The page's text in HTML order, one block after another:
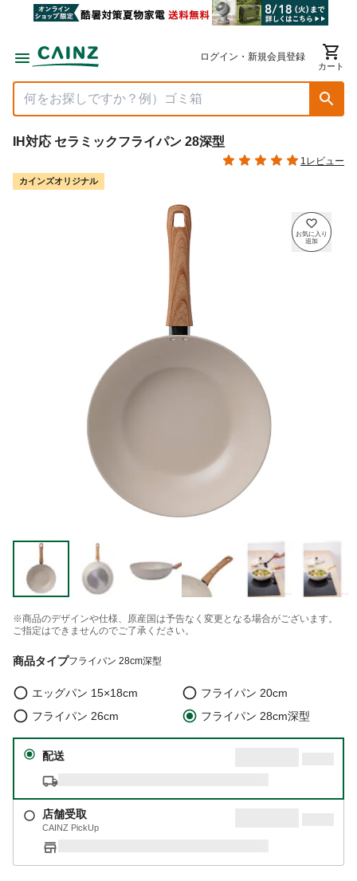
ログイン・新規会員登録
カート
IH対応 セラミックフライパン 28深型
1レビュー
カインズオリジナル
※商品のデザインや仕様、原産国は予告なく変更となる場合がございます。
ご指定はできませんのでご了承ください。
商品タイプフライパン 28cm深型
エッグパン 15×18cm
フライパン 20cm
フライパン 26cm
フライパン 28cm深型
配送
店舗受取
CAINZ PickUp